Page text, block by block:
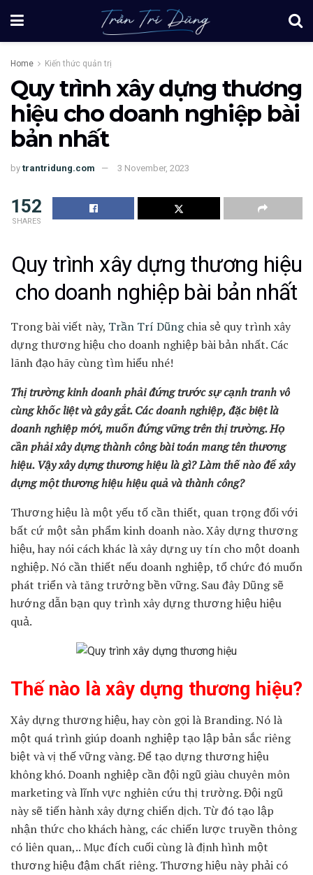
Home Kiến thức quản trị
Quy trình xây dựng thương
hiệu cho doanh nghiệp bài
bản nhất
by trantridung.com 3 November, 2023
152
SHARES
Quy trình xây dựng thương hiệu
cho doanh nghiệp bài bản nhất
Trong bài viết này, Trần Trí Dũngchia sẻ quy trình xây
dựng thương hiệu cho doanh nghiệp bài bản nhất. Các
lãnh đạo hãy cùng tìm hiểu nhé!
Thị trường kinh doanh phải đứng trước sự cạnh tranh vô
cùng khốc liệt và gây gắt. Các doanh nghiệp, đặc biệt là
doanh nghiệp mới, muốn đứng vững trên thị trường. Họ
cần phải xây dựng thành công bài toán mang tên thương
hiệu. Vậy xây dựng thương hiệu là gì? Làm thế nào để xây
dựng một thương hiệu hiệu quả và thành công?
Thương hiệu là một yếu tố cần thiết, quan trọng đối với
bất cứ một sản phẩm kinh doanh nào. Xây dựng thương
hiệu, hay nói cách khác là xây dựng uy tín cho một doanh
nghiệp. Nó cần thiết nếu doanh nghiệp, tổ chức đó muốn
phát triển và tăng trưởng bền vững. Sau đây Dũng sẽ
hướng dẫn bạn quy trình xây dựng thương hiệu hiệu
quả.
Thế nào là xây dựng thương hiệu?
Xây dựng thương hiệu, hay còn gọi là Branding. Nó là
một quá trình giúp doanh nghiệp tạo lập bản sắc riêng
biệt và vị thế vững vàng. Để tạo dựng thương hiệu
không khó. Doanh nghiệp cần đội ngũ giàu chuyên môn
marketing và lĩnh vực nghiên cứu thị trường. Đội ngũ
này sẽ tiến hành xây dựng chiến dịch. Từ đó tạo lập
nhận thức cho khách hàng, các chiến lược truyền thông
có liên quan,.. Mục đích cuối cùng là định hình một
thương hiệu đậm chất riêng. Thương hiệu này phải có